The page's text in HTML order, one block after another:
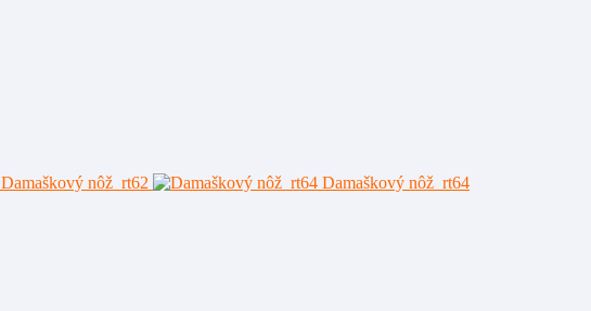
Damaškový nôž rt62
Damaškový nôž rt64